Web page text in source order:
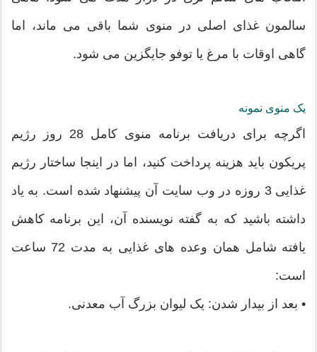
سالمون غذای اصلی در منوی شما باقی می ماند، اما
گاهی اوقات با مرغ یا توفو جایگزین می شود.
یک منوی نمونه
اگرچه برای دریافت برنامه منوی کامل 28 روز رژیم
پریکون باید هزینه پرداخت کنید، اما در اینجا ساختار رژیم
غذایی 3 روزه در وب سایت آن پیشنهاد شده است. به یاد
داشته باشید که به گفته نویسنده آن، این برنامه کاهش
یافته شامل همان وعده های غذایی به مدت 72 ساعت
است:
• بعد از بیدار شدن: یک لیوان بزرگ آب معدنی.